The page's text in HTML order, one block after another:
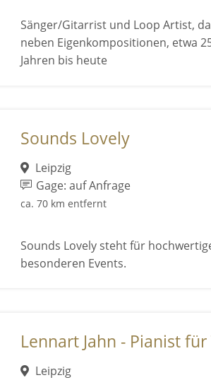
Sänger/Gitarrist und Loop Artist,
neben Eigenkompositionen, etwa
Jahren bis heute
Sounds Lovely
Leipzig
Gage: auf Anfrage
ca. 70 km entfernt
Sounds Lovely steht für
besonderen Events.
Lennart Jahn - Pianist
Leipzig